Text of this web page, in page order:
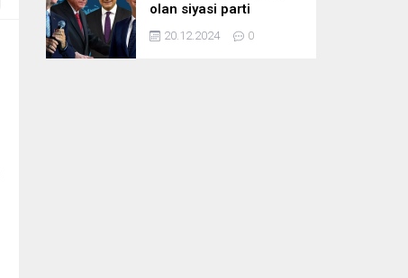
olan siyasi parti
liderleri! Zirvedeki isim
fark attı
20.12.2024 0